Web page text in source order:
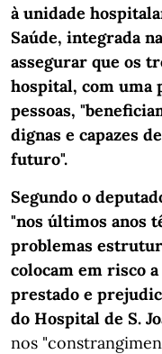
à unidade
Saúde, integrada
assegurar que os
hospital, com uma
pessoas,
dignas e capazes
futuro".
Segundo o
"nos últimos anos
problemas
colocam em risco
prestado e
do Hospital de S.
nos